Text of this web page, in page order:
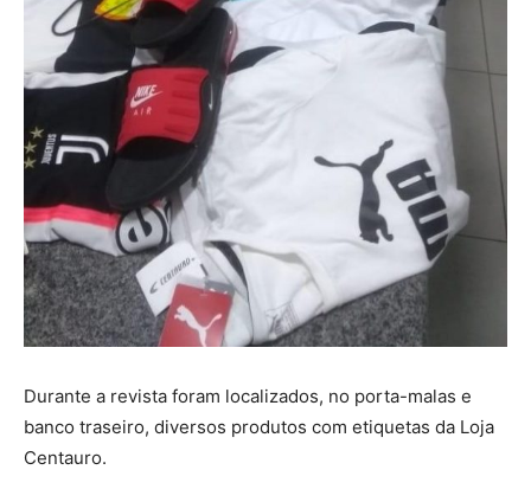
Durante a revista foram localizados, no porta-malas e
banco traseiro, diversos produtos com etiquetas da Loja
Centauro.